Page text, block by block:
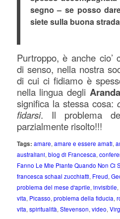
segno – se posso
siete sulla buona strada
Purtroppo, è anche cio’
di senso, nella nostra
di cui ci fidiamo è
nella lingua degli
significa la stessa cosa:
fidarsi. Il problema
parzialmente risolto!!!
Tags: amare, amare e essere amati,
australiani, blog di Francesca,
Fanno Le Mie Piante Quando Non Ci
francesca schaal zucchiatti, Freud,
problema del mese d'aprile, invisibile,
vita, Picasso, problema della fiducia,
vita, spiritualità, Stevenson, video,